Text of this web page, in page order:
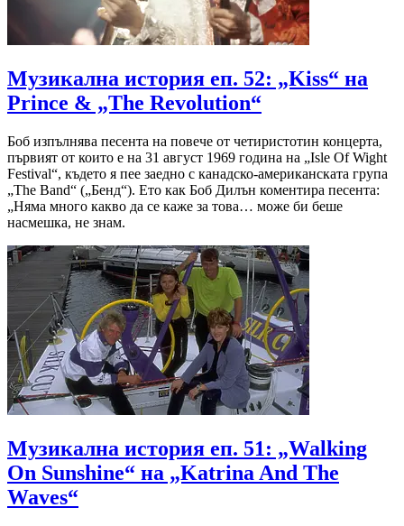
Музикална история еп. 52: „Kiss“ на
Prince & „The Revolution“
Боб изпълнява песента на повече от четиристотин концерта,
първият от които е на 31 август 1969 година на „Isle Of Wight
Festival“, където я пее заедно с канадско-американската група
„The Band“ („Бенд“). Ето как Боб Дилън коментира песента:
„Няма много какво да се каже за това… може би беше
насмешка, не знам.
Музикална история еп. 51: „Walking
On Sunshine“ на „Katrina And The
Waves“